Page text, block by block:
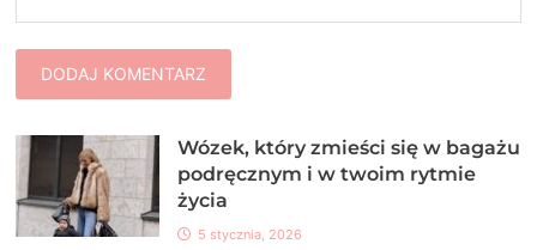
Wózek, który zmieści się w bagażu
podręcznym i w twoim rytmie
życia
5 stycznia, 2026